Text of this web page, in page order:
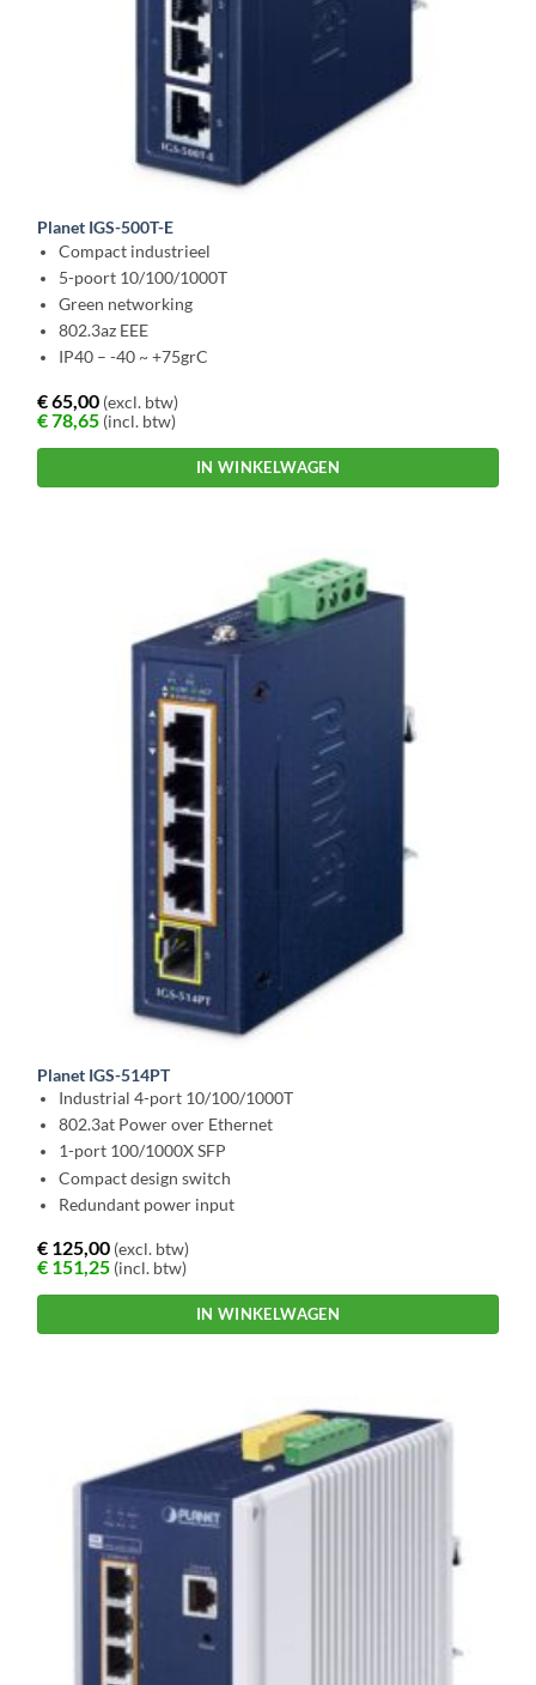
Planet IGS-500T-E
Compact industrieel
5-poort 10/100/1000T
Green networking
802.3az EEE
IP40 – -40 ~ +75grC
€65,00 (excl. btw)
€78,65 (incl. btw)
IN WINKELWAGEN
Planet IGS-514PT
Industrial 4-port 10/100/1000T
802.3at Power over Ethernet
1-port 100/1000X SFP
Compact design switch
Redundant power input
€ 125,00 (excl. btw)
€ 151,25 (incl. btw)
IN WINKELWAGEN